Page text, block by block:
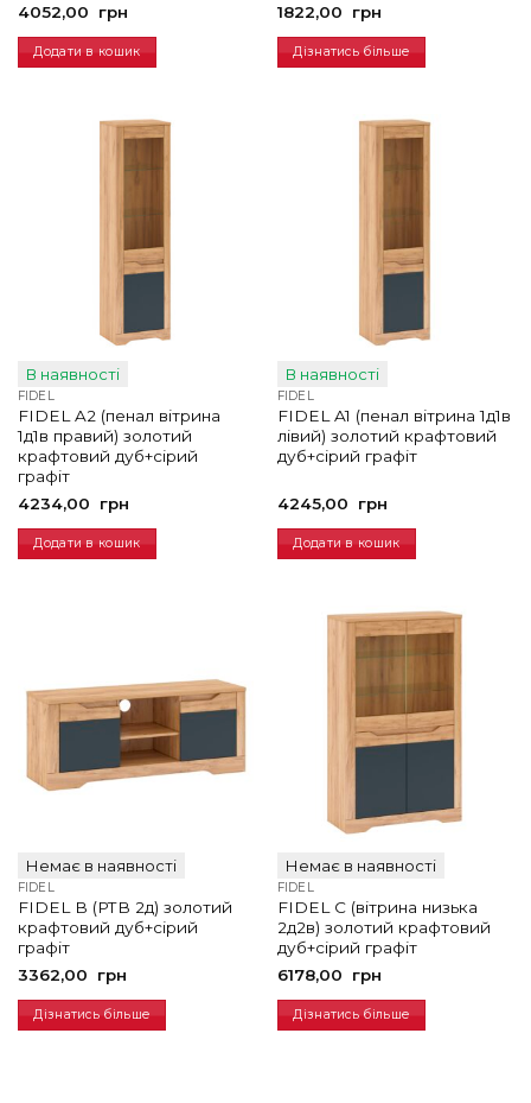
4052,00
грн
Додати в кошик
1822,00
грн
Дізнатись більше
В наявності
FIDEL
FIDEL A2 (пенал вітрина
1д1в правий) золотий
крафтовий дуб+сірий
графіт
4234,00
грн
Додати в кошик
В наявності
FIDEL
FIDEL A1 (пенал вітрина 1д1в
лівий) золотий крафтовий
дуб+сірий графіт
4245,00 грн
Додати в кошик
Немає в наявності
FIDEL
FIDEL B (РТВ 2д) золотий
крафтовий дуб+сірий
графіт
3362,00
грн
Дізнатись більше
Немає в наявності
FIDEL
FIDEL C (вітрина низька
2д2в) золотий крафтовий
дуб+сірий графіт
6178,00
грн
Дізнатись більше